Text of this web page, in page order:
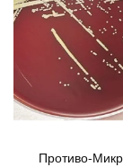
Противо-